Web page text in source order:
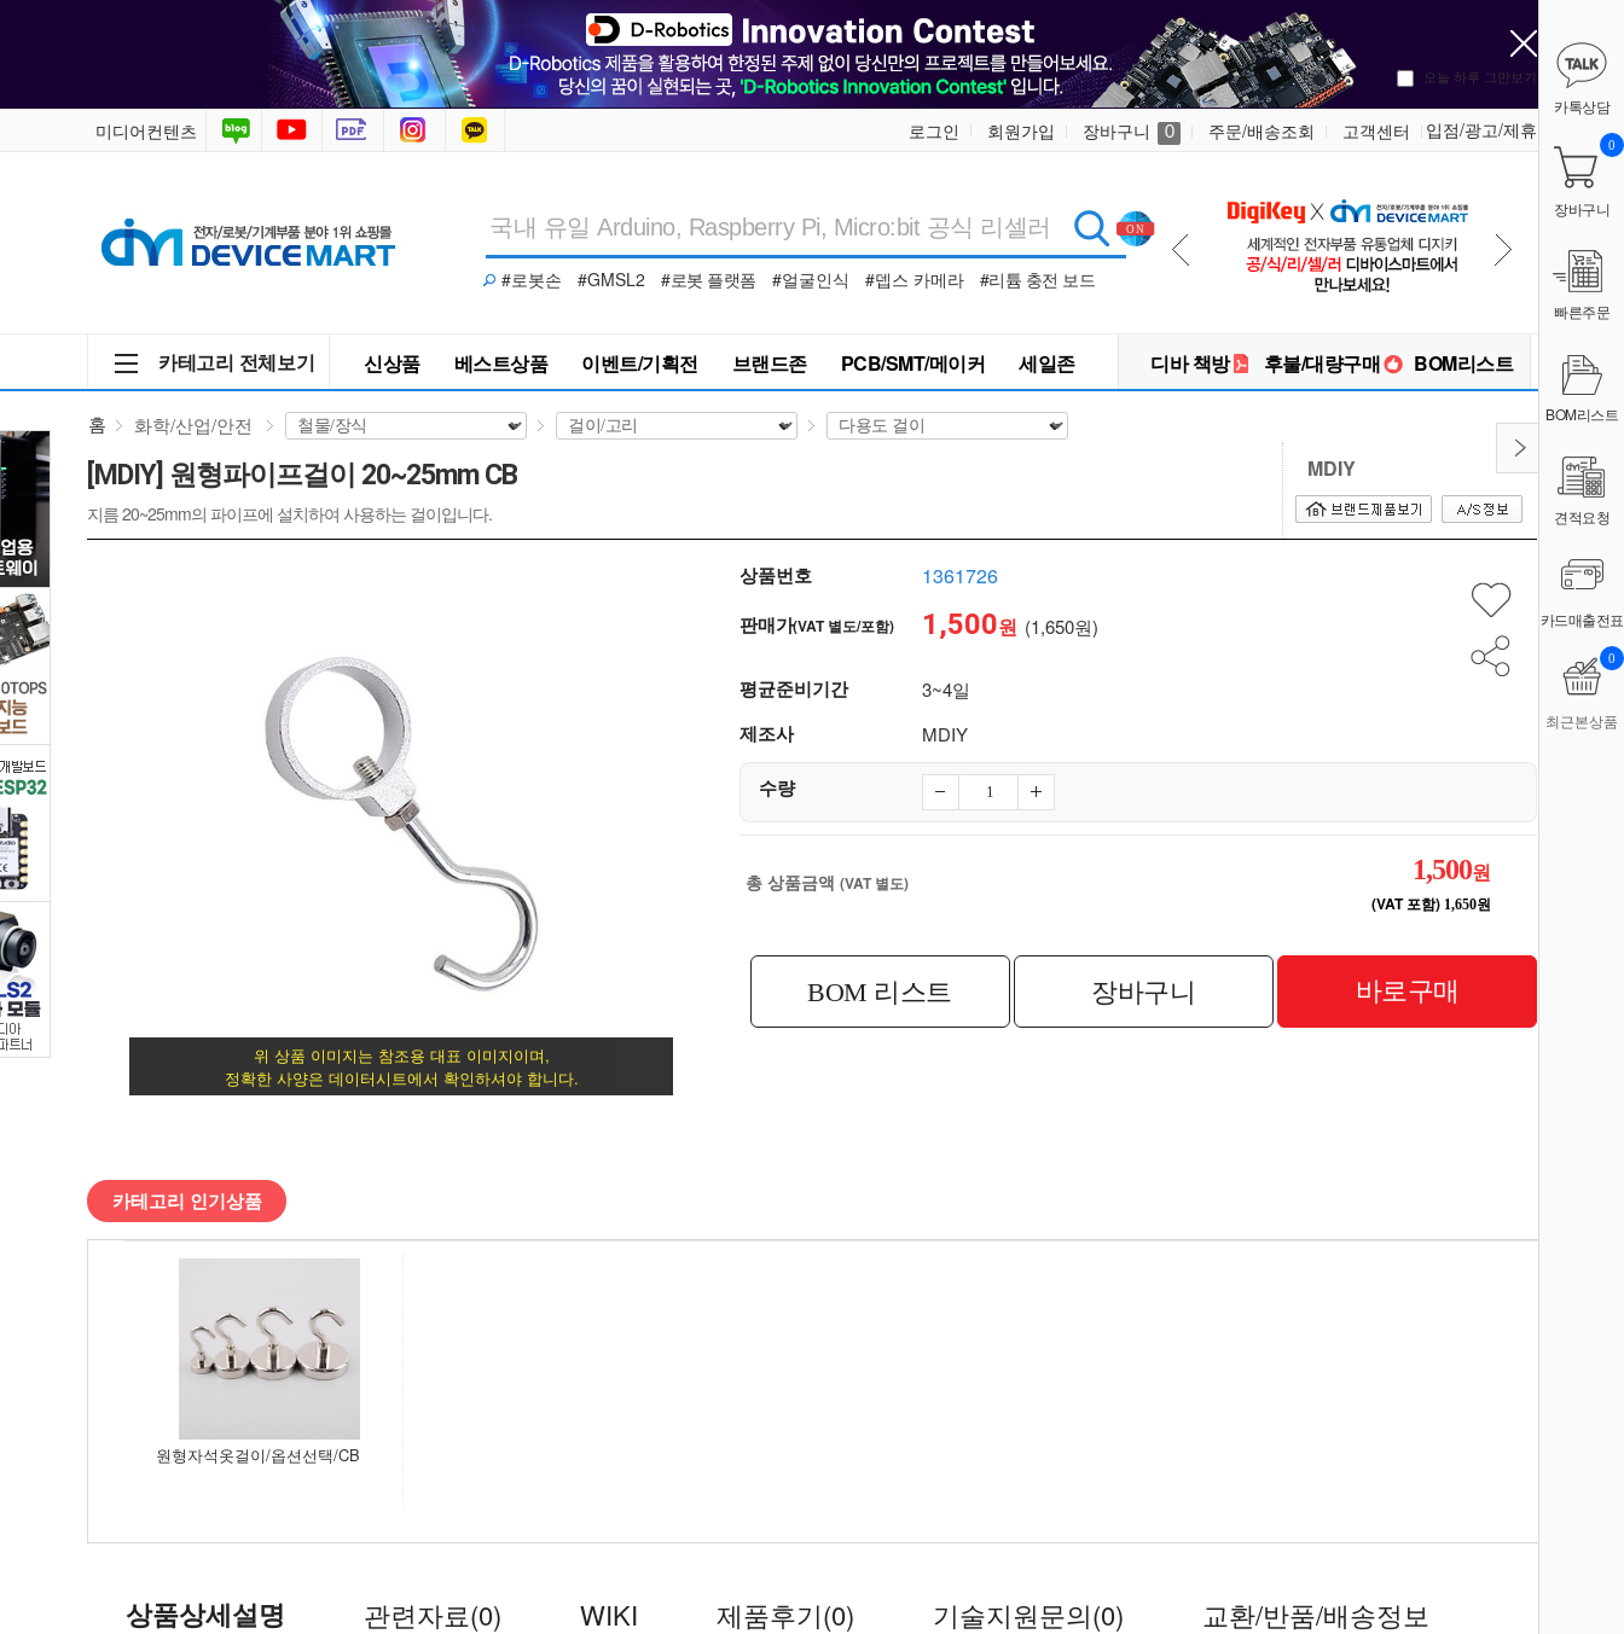
20~25mm
CB
/
화
학/
산
업/
안
전
>
철
물/
장
오늘 하루 그만보기
미디어컨텐츠 로그인 회원가입 장바구니 0 주문/배송조회 고객센터 입점/광고/제휴
#로봇손 #GMSL2 #로봇 플랫폼 #얼굴인식 #뎁스 카메라 #리튬 충전 보드
카테고리 전체보기 신상품 베스트상품 이벤트/기획전 브랜드존 PCB/SMT/메이커 세일존 디바 책방 후불/대량구매 BOM리스트
카톡상담
장바구니
0
빠른주문
BOM리스트
견적요청
카드매출전표
최근본상품
0
홈 화학/산업/안전
[MDIY] 원형파이프걸이 20~25mm CB
지름 20~25mm의 파이프에 설치하여 사용하는 걸이입니다.
MDIY
위 상품 이미지는 참조용 대표 이미지이며,
정확한 사양은 데이터시트에서 확인하셔야 합니다.
상품번호 1361726
판매가(VAT 별도/포함) 1,500원 (1,650원)
평균준비기간 3~4일
제조사 MDIY
수량
총 상품금액 (VAT 별도) 1,500원
(VAT 포함) 1,650원
BOM 리스트 장바구니 바로구매
카테고리 인기상품
원형자석옷걸이/옵션선택/CB
상품상세설명 관련자료(0) WIKI 제품후기(0) 기술지원문의(0) 교환/반품/배송정보